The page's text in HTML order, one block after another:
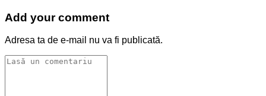
Add your comment
Adresa ta de e-mail nu va fi publicată.